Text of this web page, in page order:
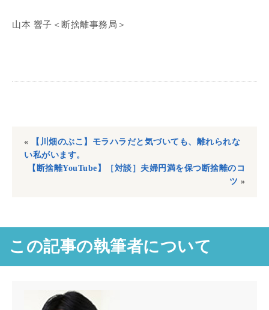
山本 響子＜断捨離事務局＞
«
【川畑のぶこ】モラハラだと気づいても、離れられな
い私がいます。
【断捨離YouTube】［対談］夫婦円満を保つ断捨離のコ
ツ »
この記事の執筆者について